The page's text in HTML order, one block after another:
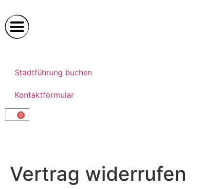
Stadtführung buchen
Kontaktformular
0
Vertrag widerrufen